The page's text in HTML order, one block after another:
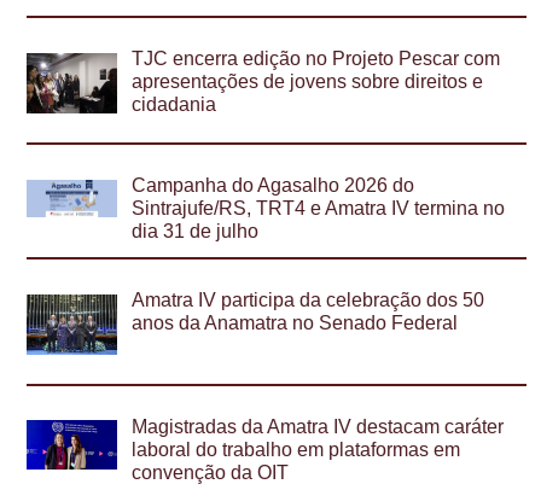
TJC encerra edição no Projeto Pescar com
apresentações de jovens sobre direitos e
cidadania
Campanha do Agasalho 2026 do
Sintrajufe/RS, TRT4 e Amatra IV termina no
dia 31 de julho
Amatra IV participa da celebração dos 50
anos da Anamatra no Senado Federal
Magistradas da Amatra IV destacam caráter
laboral do trabalho em plataformas em
convenção da OIT